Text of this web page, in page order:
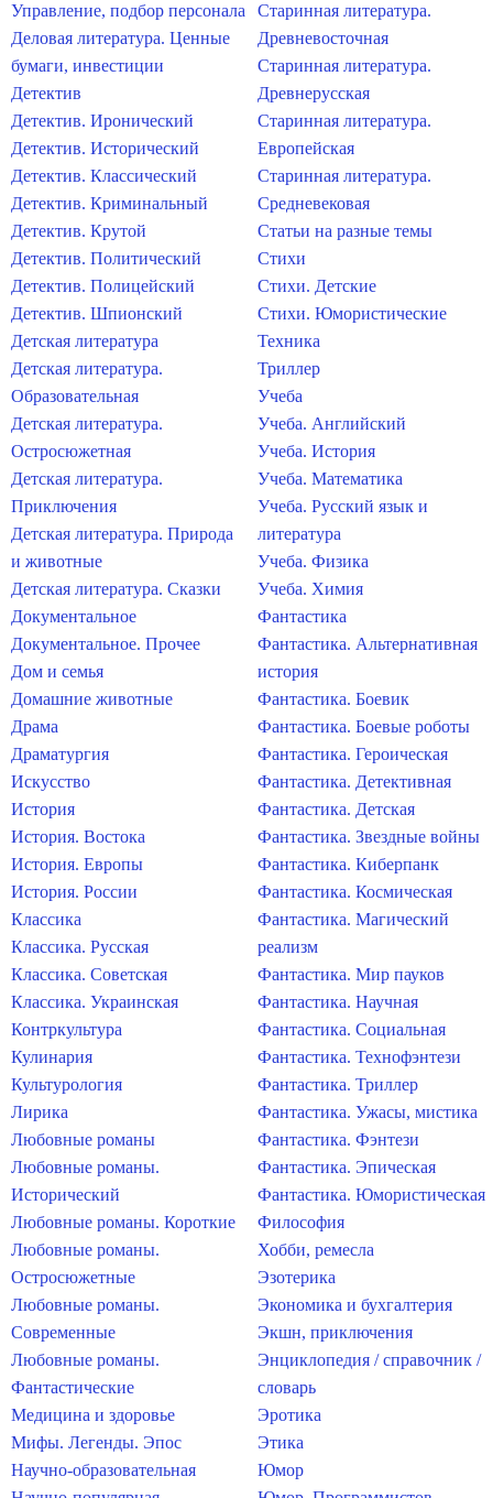
Управление, подбор персонала
Деловая литература. Ценные
бумаги, инвестиции
Детектив
Детектив. Иронический
Детектив. Исторический
Детектив. Классический
Детектив. Криминальный
Детектив. Крутой
Детектив. Политический
Детектив. Полицейский
Детектив. Шпионский
Детская литература
Детская литература.
Образовательная
Детская литература.
Остросюжетная
Детская литература.
Приключения
Детская литература. Природа
и животные
Детская литература. Сказки
Документальное
Документальное. Прочее
Дом и семья
Домашние животные
Драма
Драматургия
Искусство
История
История. Востока
История. Европы
История. России
Классика
Классика. Русская
Классика. Советская
Классика. Украинская
Контркультура
Кулинария
Культурология
Лирика
Любовные романы
Любовные романы.
Исторический
Любовные романы. Короткие
Любовные романы.
Остросюжетные
Любовные романы.
Современные
Любовные романы.
Фантастические
Медицина и здоровье
Мифы. Легенды. Эпос
Научно-образовательная
Старинная литература.
Древневосточная
Старинная литература.
Древнерусская
Старинная литература.
Европейская
Старинная литература.
Средневековая
Статьи на разные темы
Стихи
Стихи. Детские
Стихи. Юмористические
Техника
Триллер
Учеба
Учеба. Английский
Учеба. История
Учеба. Математика
Учеба. Русский язык и
литература
Учеба. Физика
Учеба. Химия
Фантастика
Фантастика. Альтернативная
история
Фантастика. Боевик
Фантастика. Боевые роботы
Фантастика. Героическая
Фантастика. Детективная
Фантастика. Детская
Фантастика. Звездные войны
Фантастика. Киберпанк
Фантастика. Космическая
Фантастика. Магический
реализм
Фантастика. Мир пауков
Фантастика. Научная
Фантастика. Социальная
Фантастика. Технофэнтези
Фантастика. Триллер
Фантастика. Ужасы, мистика
Фантастика. Фэнтези
Фантастика. Эпическая
Фантастика. Юмористическая
Философия
Хобби, ремесла
Эзотерика
Экономика и бухгалтерия
Экшн, приключения
Энциклопедия / справочник /
словарь
Эротика
Этика
Юмор